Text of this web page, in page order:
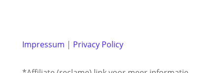
Impressum | Privacy Policy